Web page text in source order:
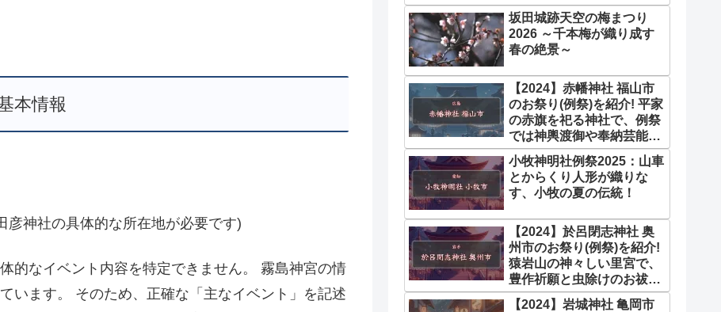
本情報
彦神社の具体的な所在地が必要です)
的なイベント内容を特定できません。 霧島神宮の情
います。 そのため、正確な「主なイベント」を記述
坂田城跡天空の梅まつり
2026 ～千本梅が織り成す
春の絶景～
【2024】赤幡神社 福山市
のお祭り(例祭)を紹介! 平家
の赤旗を祀る神社で、例祭
では神輿渡御や奉納芸能が
行われます。 10月
小牧神明社例祭2025：山車
とからくり人形が織りな
す、小牧の夏の伝統！
【2024】於呂閉志神社 奥
州市のお祭り(例祭)を紹介!
猿岩山の神々しい里宮で、
豊作祈願と虫除けのお祓い
4月
【2024】岩城神社 亀岡市